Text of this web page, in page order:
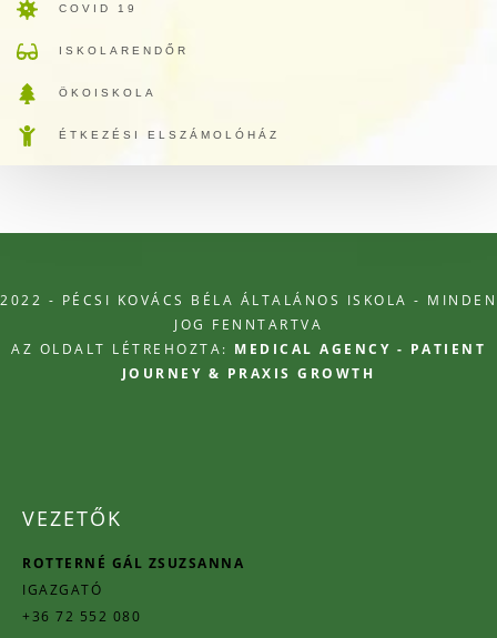
COVID 19
ISKOLARENDŐR
ÖKOISKOLA
ÉTKEZÉSI ELSZÁMOLÓHÁZ
2022 - PÉCSI KOVÁCS BÉLA ÁLTALÁNOS ISKOLA - MINDEN
JOG FENNTARTVA
AZ OLDALT LÉTREHOZTA: MEDICAL AGENCY - PATIENT
JOURNEY & PRAXIS GROWTH
VEZETŐK
ROTTERNÉ GÁL ZSUZSANNA
IGAZGATÓ
+36 72 552 080